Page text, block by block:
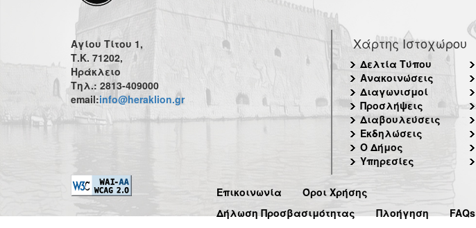
Αγίου Τίτου 1,
Τ.Κ. 71202,
Ηράκλειο
Τηλ.: 2813-409000
email:info@heraklion.gr
Χάρτης Ιστοχώρου
Δελτία Τύπου
Ανακοινώσεις
Διαγωνισμοί
Προσλήψεις
Διαβουλεύσεις
Εκδηλώσεις
Ο Δήμος
Υπηρεσίες
Επικοινωνία
Όροι Χρήσης
Δήλωση Προσβασιμότητας
Πλοήγηση FAQs